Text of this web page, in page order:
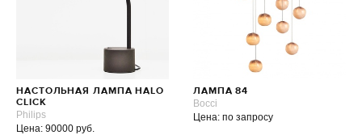
НАСТОЛЬНАЯ ЛАМПА HALO
CLICK
Philips
Цена: 90000 руб.
ЛАМПА 84
Bocci
Цена: по запросу